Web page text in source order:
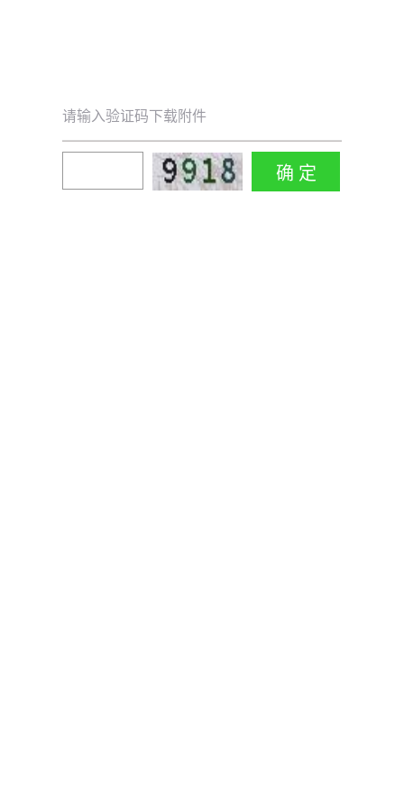
请输入验证码下载附件